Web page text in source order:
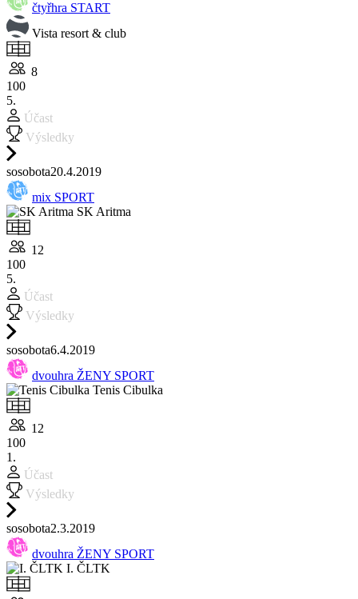
čtyřhra START
Vista resort & club
8
100
5.
Účast
Výsledky
sosobota20.4.2019
mix SPORT
SK Aritma
12
100
5.
Účast
Výsledky
sosobota6.4.2019
dvouhra ŽENY SPORT
Tenis Cibulka
12
100
1.
Účast
Výsledky
sosobota2.3.2019
dvouhra ŽENY SPORT
I. ČLTK